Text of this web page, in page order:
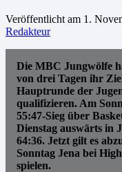
Veröffentlicht am 1.
Redakteur
Die MBC Jungwölfe
von drei Tagen ihr
Hauptrunde der
qualifizieren. Am
55:47-Sieg über
Dienstag auswärts in
64:36. Jetzt gilt es
Sonntag Jena bei
spielen.